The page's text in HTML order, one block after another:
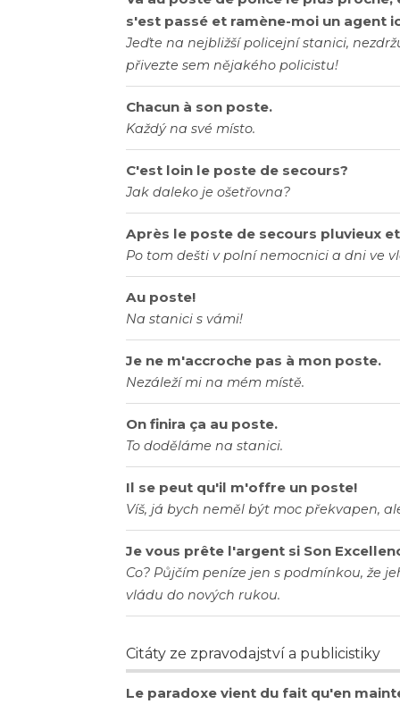
s'est passé et ramène-moi un agent
Jeďte na nejbližší policejní stanici,
přivezte sem nějakého policistu!
Chacun à son poste.
Každý na své místo.
C'est loin le poste de secours?
Jak daleko je ošetřovna?
Après le poste de secours pluvieux
Po tom dešti v polní nemocnici a dni ve
Au poste!
Na stanici s vámi!
Je ne m'accroche pas à mon poste.
Nezáleží mi na mém místě.
On finira ça au poste.
To doděláme na stanici.
Il se peut qu'il m'offre un poste!
Víš, já bych neměl být moc překvapen,
Je vous prête l'argent si Son
Co? Půjčím peníze jen s podmínkou, že
vládu do nových rukou.
Citáty ze zpravodajství a publicistiky
Le paradoxe vient du fait qu'en